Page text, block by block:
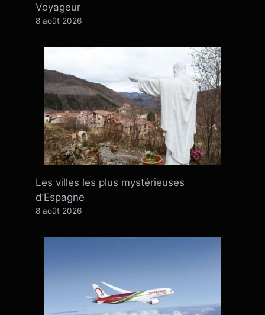
Voyageur
8 août 2026
Les villes les plus mystérieuses
d’Espagne
8 août 2026